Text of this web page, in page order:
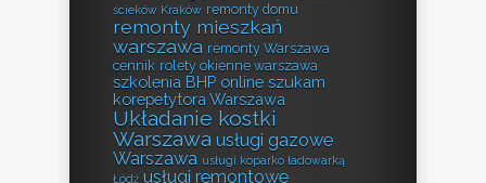
ścieków Kraków remonty domu
remonty mieszkań
warszawa remonty Warszawa
cennik rolety okienne warszawa
szkolenia BHP online szukam
korepetytora Warszawa
Układanie kostki
Warszawa usługi gazowe
Warszawa usługi koparko ładowarką
Łódź usługi remontowe